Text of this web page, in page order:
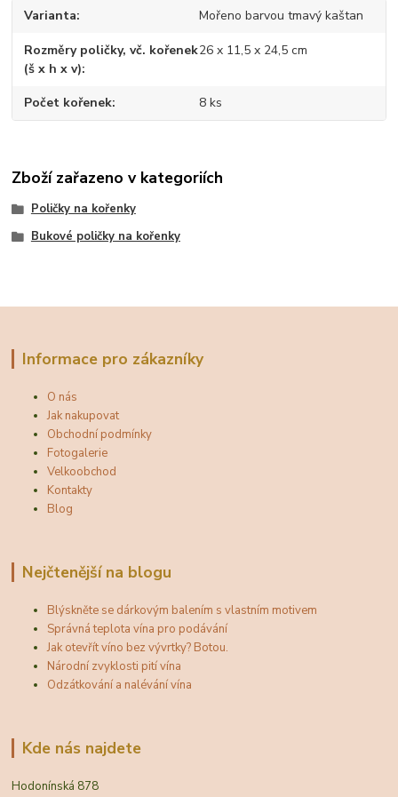
Varianta Mořeno barvou tmavý kaštan
Rozměry poličky, vč. kořenek
(š x h x v)
26 x 11,5 x 24,5 cm
Počet kořenek 8 ks
Zboží zařazeno v kategoriích
Poličky na kořenky
Bukové poličky na kořenky
Informace pro zákazníky
O nás
Jak nakupovat
Obchodní podmínky
Fotogalerie
Velkoobchod
Kontakty
Blog
Nejčtenější na blogu
Blýskněte se dárkovým balením s vlastním motivem
Správná teplota vína pro podávání
Jak otevřít víno bez vývrtky? Botou.
Národní zvyklosti pití vína
Odzátkování a nalévání vína
Kde nás najdete
Hodonínská 878